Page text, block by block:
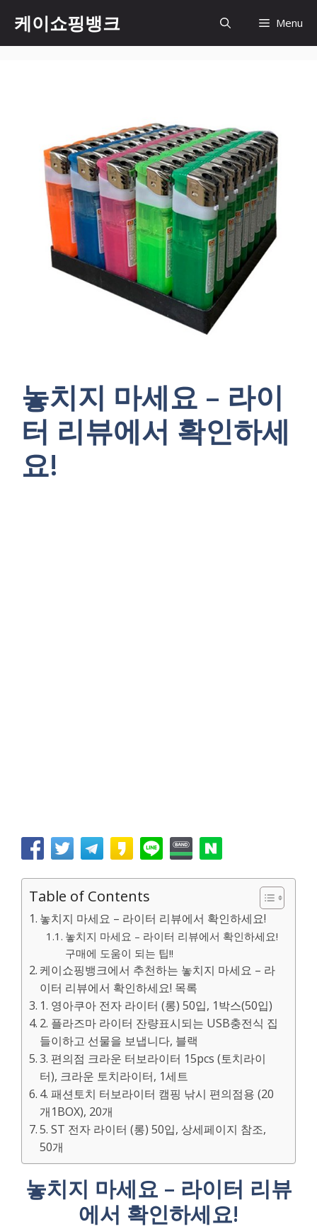
content
케이쇼핑뱅크 Menu
놓치지 마세요 – 라이
터 리뷰에서 확인하세
요!
Table of Contents
놓치지 마세요 – 라이터 리뷰에서 확인하세요!
놓치지 마세요 – 라이터 리뷰에서 확인하세요!
구매에 도움이 되는 팁!!
케이쇼핑뱅크에서 추천하는 놓치지 마세요 – 라
이터 리뷰에서 확인하세요! 목록
1. 영아쿠아 전자 라이터 (롱) 50입, 1박스(50입)
2. 플라즈마 라이터 잔량표시되는 USB충전식 집
들이하고 선물을 보냅니다, 블랙
3. 편의점 크라운 터보라이터 15pcs (토치라이
터), 크라운 토치라이터, 1세트
4. 패션토치 터보라이터 캠핑 낚시 편의점용 (20
개1BOX), 20개
5. ST 전자 라이터 (롱) 50입, 상세페이지 참조,
50개
놓치지 마세요 – 라이터 리뷰
에서 확인하세요!